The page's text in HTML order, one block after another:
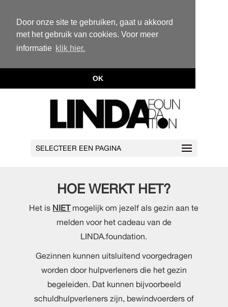
Door onze site te gebruiken, gaat u akkoord
met het gebruik van cookies. Voor meer
informatie klik hier.
OK
SELECTEER EEN PAGINA
HOE WERKT HET?
Het is NIETmogelijk om jezelf als gezin aan te
melden voor het cadeau van de
LINDA.foundation.
Gezinnen kunnen uitsluitend voorgedragen
worden door hulpverleners die het gezin
begeleiden. Dat kunnen bijvoorbeeld
schuldhulpverleners zijn, bewindvoerders of